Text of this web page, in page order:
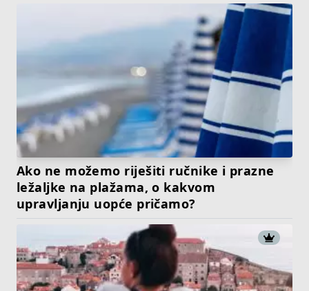
Ako ne možemo riješiti ručnike i prazne
ležaljke na plažama, o kakvom
upravljanju uopće pričamo?